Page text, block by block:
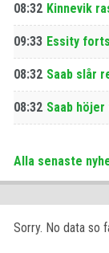
08:32 Kinnevik
09:33 Essity
08:32 Saab slår
08:32 Saab
Alla senaste
Sorry. No data so